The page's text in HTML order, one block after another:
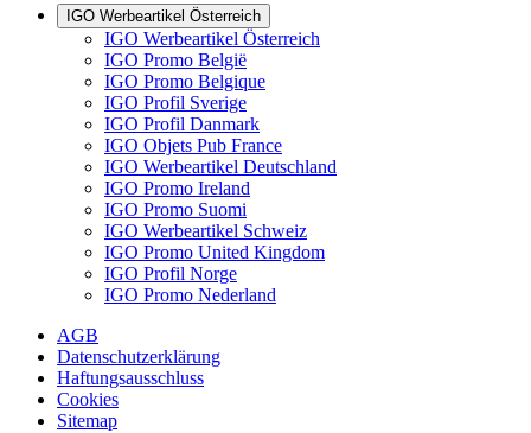
IGO Werbeartikel Österreich
IGO Werbeartikel Österreich
IGO Promo België
IGO Promo Belgique
IGO Profil Sverige
IGO Profil Danmark
IGO Objets Pub France
IGO Werbeartikel Deutschland
IGO Promo Ireland
IGO Promo Suomi
IGO Werbeartikel Schweiz
IGO Promo United Kingdom
IGO Profil Norge
IGO Promo Nederland
AGB
Datenschutzerklärung
Haftungsausschluss
Cookies
Sitemap